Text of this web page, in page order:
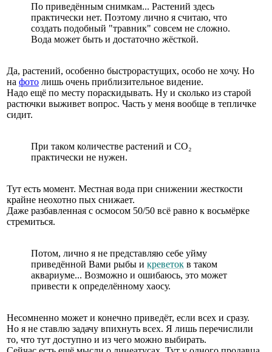
По приведённым снимкам... Растений здесь
практически нет. Поэтому лично я считаю, что
создать подобный "травник" совсем не сложно.
Вода может быть и достаточно жёсткой.
Да, растений, особенно быстрорастущих, особо не хочу. Но
на фото лишь очень приблизительное видение.
Надо ещё по месту пораскидывать. Ну и сколько из старой
растючки выживет вопрос. Часть у меня вообще в тепличке
сидит.
При таком количестве растений и СО₂
практически не нужен.
Тут есть момент. Местная вода при снижении жесткости
крайне неохотно пых снижает.
Даже разбавленная с осмосом 50/50 всё равно к восьмёрке
стремиться.
Потом, лично я не представляю себе уйму
приведённой Вами рыбы и креветок в таком
аквариуме... Возможно и ошибаюсь, это может
привести к определённому хаосу.
Несомненно может и конечно приведёт, если всех и сразу.
Но я не ставлю задачу впихнуть всех. Я лишь перечислили
то, что тут доступно и из чего можно выбирать.